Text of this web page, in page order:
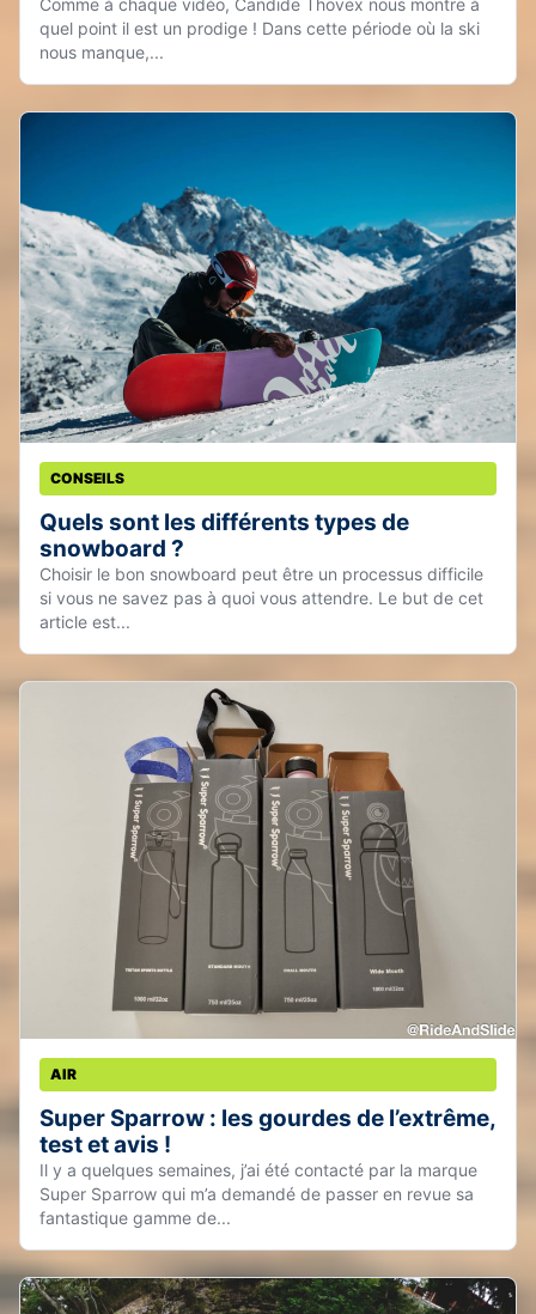
quel point il est un prodige ! Dans cette période où la ski
nous manque,...
CONSEILS
Quels sont les différents types de
snowboard ?
Choisir le bon snowboard peut être un processus difficile
si vous ne savez pas à quoi vous attendre. Le but de cet
article est...
AIR
Super Sparrow : les gourdes de l’extrême,
test et avis !
Il y a quelques semaines, j’ai été contacté par la marque
Super Sparrow qui m’a demandé de passer en revue sa
fantastique gamme de...